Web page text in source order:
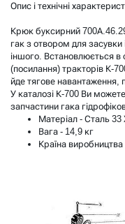
Опис і технічні
Крюк буксирний
гак з отвором для засувки
іншого. Встановлюється в
(посилання) тракторів К-
йде тягове навантаження,
У каталозі К-700 Ви
запчастини гака
Матеріал - Сталь 33
Вага - 14,9 кг
Країна